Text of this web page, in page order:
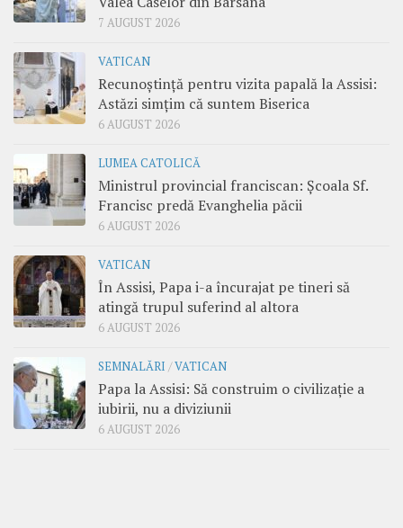
7 AUGUST 2026
VATICAN
Recunoștință pentru vizita papală la Assisi:
Astăzi simțim că suntem Biserica
6 AUGUST 2026
LUMEA CATOLICĂ
Ministrul provincial franciscan: Școala Sf.
Francisc predă Evanghelia păcii
6 AUGUST 2026
VATICAN
În Assisi, Papa i-a încurajat pe tineri să
atingă trupul suferind al altora
6 AUGUST 2026
SEMNALĂRI /VATICAN
Papa la Assisi: Să construim o civilizație a
iubirii, nu a diviziunii
6 AUGUST 2026